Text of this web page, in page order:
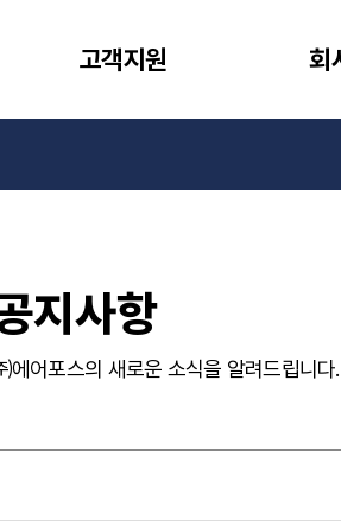
고객지원 회
지사항
어포스의 새로운 소식을 알려드립니다.